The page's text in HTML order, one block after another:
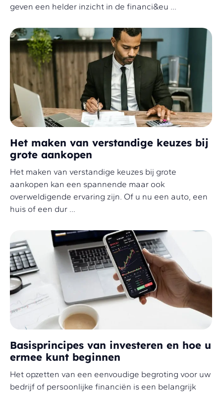
geven een helder inzicht in de financi&eu ...
Het maken van verstandige keuzes bij
grote aankopen
Het maken van verstandige keuzes bij grote
aankopen kan een spannende maar ook
overweldigende ervaring zijn. Of u nu een auto, een
huis of een dur ...
Basisprincipes van investeren en hoe u
ermee kunt beginnen
Het opzetten van een eenvoudige begroting voor uw
bedrijf of persoonlijke financiën is een belangrijk